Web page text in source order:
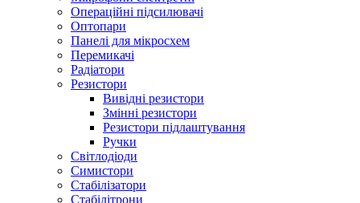
Операційні підсилювачі
Оптопари
Панелі для мікросхем
Перемикачі
Радіатори
Резистори
Вивідні резистори
Змінні резистори
Резистори підлаштування
Ручки
Світлодіоди
Симистори
Стабілізатори
Стабілітрони